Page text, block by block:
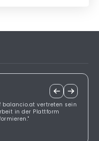
balancio.at vertreten sein
in der Plattform